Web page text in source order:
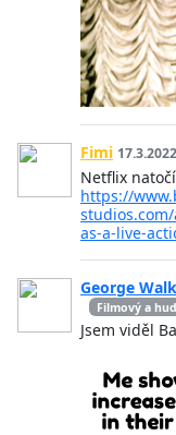
Fimi
Netflix
https://
as-a-live-
George
Filmový a
Jsem viděl